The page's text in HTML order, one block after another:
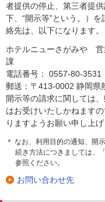
者提供の停止、第三者提
下、“開示等”という。）
絡先は、以下になります。
ホテルニューさがみや 営
課
電話番号： 0557-80-3531
郵送：〒413-0002 静岡県
開示等の請求に関しては
はお受けいたしかねます
りますようお願い申し上げ
＊ なお、利用目的の通知、開
続き方法につきましては、
参照ください。
お問い合わせ先